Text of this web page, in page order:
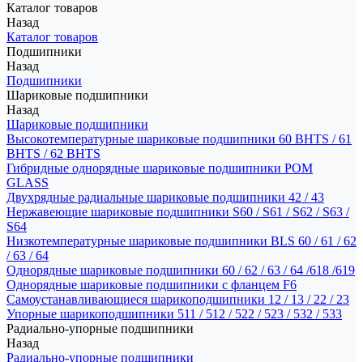
Каталог товаров
Назад
Каталог товаров
Подшипники
Назад
Подшипники
Шариковые подшипники
Назад
Шариковые подшипники
Высокотемпературные шариковые подшипники 60 BHTS / 61
BHTS / 62 BHTS
Гибридные однорядные шариковые подшипники POM
GLASS
Двухрядные радиальные шариковые подшипники 42 / 43
Нержавеющие шариковые подшипники S60 / S61 / S62 / S63 /
S64
Низкотемпературные шариковые подшипники BLS 60 / 61 / 62
/ 63 / 64
Однорядные шариковые подшипники 60 / 62 / 63 / 64 /618 /619
Однорядные шариковые подшипники с фланцем F6
Самоустанавливающиеся шарикоподшипники 12 / 13 / 22 / 23
Упорные шарикоподшипники 511 / 512 / 522 / 523 / 532 / 533
Радиально-упорные подшипники
Назад
Радиально-упорные подшипники